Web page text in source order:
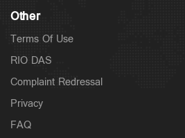
Other
Terms Of Use
RIO DAS
Complaint Redressal
Privacy
FAQ